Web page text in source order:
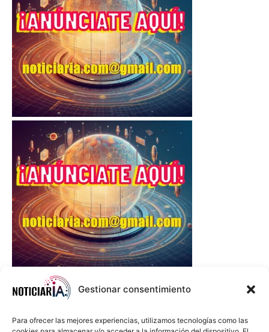
Gestionar consentimiento
Para ofrecer las mejores experiencias, utilizamos tecnologías como las